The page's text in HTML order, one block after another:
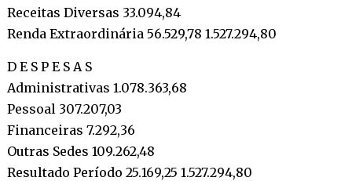
Receitas Diversas 33.094,84
Renda Extraordinária 56.529,78 1.527.294,80
D E S P E S A S
Administrativas 1.078.363,68
Pessoal 307.207,03
Financeiras 7.292,36
Outras Sedes 109.262,48
Resultado Período 25.169,25 1.527.294,80